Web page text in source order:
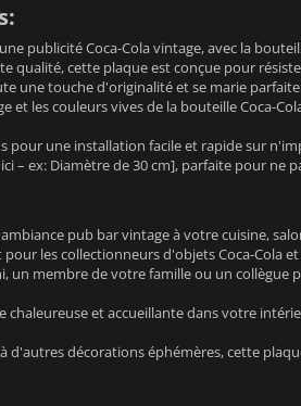
publicité Coca-Cola vintage, avec la
qualité, cette plaque est conçue pour
une touche d'originalité et se marie
et les couleurs vives de la bouteille Coca-
pour une installation facile et rapide sur
– ex: Diamètre de 30 cm], parfaite pour ne
pub bar vintage à votre cuisine,
les collectionneurs d'objets Coca-Cola
un membre de votre famille ou un collègue
chaleureuse et accueillante dans votre
d'autres décorations éphémères, cette